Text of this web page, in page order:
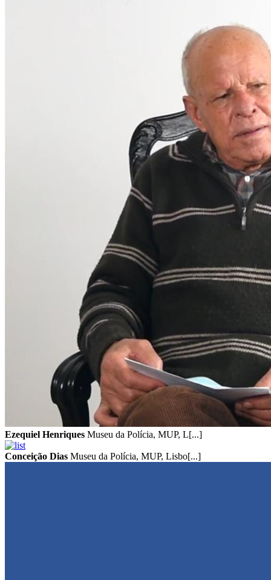
Ezequiel Henriques Museu da Polícia, MUP, L[...]
Conceição Dias Museu da Polícia, MUP, Lisbo[...]